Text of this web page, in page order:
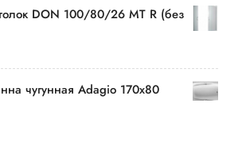
DON 100/80/26 MT R (без
чугунная Adagio 170х80